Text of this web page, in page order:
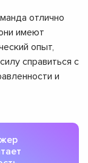
отлично
имеют
опыт,
справиться с
и